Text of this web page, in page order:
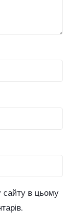
сайту в цьому